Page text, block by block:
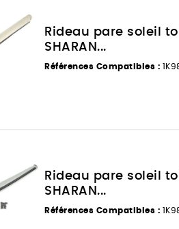
Rideau pare soleil
SHARAN...
Références Compatibles :
Rideau pare soleil
SHARAN...
Références Compatibles :